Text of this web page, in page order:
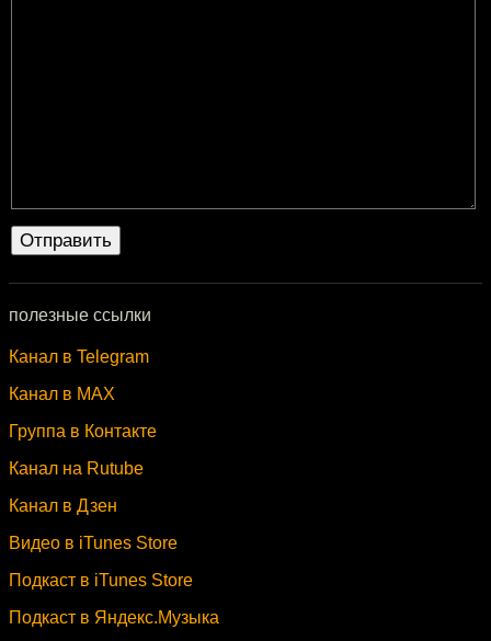
полезные ссылки
Канал в Telegram
Канал в MAX
Группа в Контакте
Канал на Rutube
Канал в Дзен
Видео в iTunes Store
Подкаст в iTunes Store
Подкаст в Яндекс.Музыка